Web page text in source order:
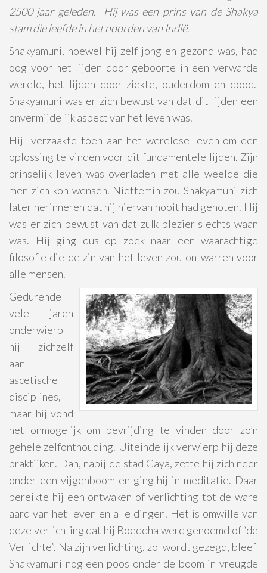
2500 jaar geleden. Hij was een prins van de Shakya
stam die leefde in het noorden van Indië.
Shakyamuni, hoewel hij zelf jong en gezond was, had
oog voor het lijden door geboorte in een verwarde
wereld, het lijden door ziekte, ouderdom en dood.
Shakyamuni was er zich bewust van dat dit lijden een
onvermijdelijk aspect van het leven was.
Hij verzaakte toen aan het wereldse leven om een
oplossing te vinden voor dit fundamentele lijden. Zijn
prinselijk leven was overladen met alle weelde die
men zich kon wensen. Niettemin zou Shakyamuni zich
later herinneren dat hij hiervan nooit had genoten. Hij
was er zich bewust van dat zulk plezier slechts waan
was. Hij ging dus op zoek naar een waarachtige
filosofie die de zin van het leven zou ontwarren voor
alle mensen.
Gedurende
vele jaren
onderwierp
hij zichzelf
aan
ascetische
disciplines,
maar hij vond
het onmogelijk om bevrijding te vinden door zo’n
gehele zelfonthouding. Uiteindelijk verwierp hij deze
praktijken. Dan, nabij de stad Gaya, zette hij zich neer
onder een vijgenboom en ging hij in meditatie. Daar
bereikte hij een ontwaken of verlichting tot de ware
aard van het leven en alle dingen. Het is omwille van
deze verlichting dat hij Boeddha werd genoemd of “de
Verlichte”. Na zijn verlichting, zo wordt gezegd, bleef
Shakyamuni nog een poos onder de boom in vreugde